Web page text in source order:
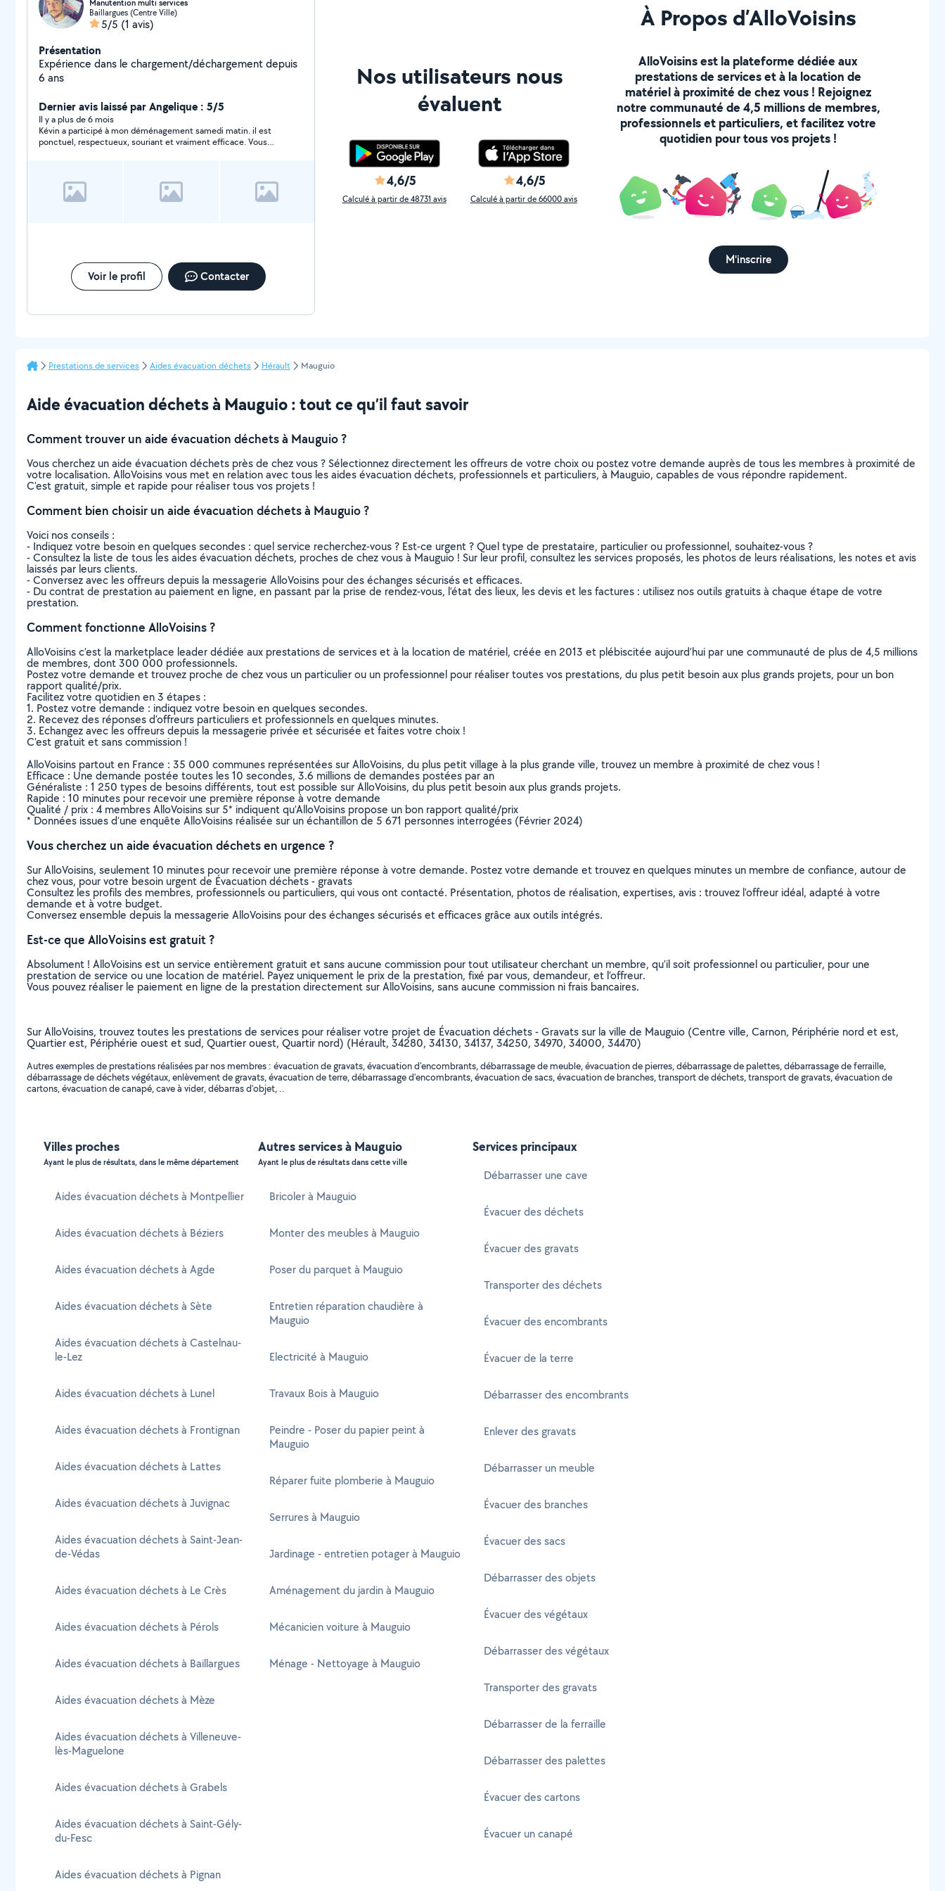
Manutention multi services
Baillargues (Centre Ville)
5/5 (1 avis)
Présentation
Expérience dans le chargement/déchargement depuis
6 ans
Dernier avis laissé par Angelique : 5/5
Il y a plus de 6 mois
Kévin a participé à mon déménagement samedi matin. il est
ponctuel, respectueux, souriant et vraiment efficace. Vous
Voir le profil Contacter
Nos utilisateurs nous
évaluent
4,6/5
Calculé à partir de 48731 avis
4,6/5
Calculé à partir de 66000 avis
À Propos d’AlloVoisins
AlloVoisins est la plateforme dédiée aux
prestations de services et à la location de
matériel à proximité de chez vous ! Rejoignez
notre communauté de 4,5 millions de membres,
professionnels et particuliers, et facilitez votre
quotidien pour tous vos projets !
M'inscrire
Prestations de services Aides évacuation déchets Hérault Mauguio
Aide évacuation déchets à Mauguio : tout ce qu’il faut savoir
Comment trouver un aide évacuation déchets à Mauguio ?
Vous cherchez un aide évacuation déchets près de chez vous ? Sélectionnez directement les offreurs de votre choix ou postez votre demande auprès de tous les membres à proximité de
votre localisation. AlloVoisins vous met en relation avec tous les aides évacuation déchets, professionnels et particuliers, à Mauguio, capables de vous répondre rapidement.
C’est gratuit, simple et rapide pour réaliser tous vos projets !
Comment bien choisir un aide évacuation déchets à Mauguio ?
Voici nos conseils :
- Indiquez votre besoin en quelques secondes : quel service recherchez-vous ? Est-ce urgent ? Quel type de prestataire, particulier ou professionnel, souhaitez-vous ?
- Consultez la liste de tous les aides évacuation déchets, proches de chez vous à Mauguio ! Sur leur profil, consultez les services proposés, les photos de leurs réalisations, les notes et avis
laissés par leurs clients.
- Conversez avec les offreurs depuis la messagerie AlloVoisins pour des échanges sécurisés et efficaces.
- Du contrat de prestation au paiement en ligne, en passant par la prise de rendez-vous, l’état des lieux, les devis et les factures : utilisez nos outils gratuits à chaque étape de votre
prestation.
Comment fonctionne AlloVoisins ?
AlloVoisins c’est la marketplace leader dédiée aux prestations de services et à la location de matériel, créée en 2013 et plébiscitée aujourd’hui par une communauté de plus de 4,5 millions
de membres, dont 300 000 professionnels.
Postez votre demande et trouvez proche de chez vous un particulier ou un professionnel pour réaliser toutes vos prestations, du plus petit besoin aux plus grands projets, pour un bon
rapport qualité/prix.
Facilitez votre quotidien en 3 étapes :
1. Postez votre demande : indiquez votre besoin en quelques secondes.
2. Recevez des réponses d’offreurs particuliers et professionnels en quelques minutes.
3. Echangez avec les offreurs depuis la messagerie privée et sécurisée et faites votre choix !
C’est gratuit et sans commission !
AlloVoisins partout en France : 35 000 communes représentées sur AlloVoisins, du plus petit village à la plus grande ville, trouvez un membre à proximité de chez vous !
Efficace : Une demande postée toutes les 10 secondes, 3.6 millions de demandes postées par an
Généraliste : 1 250 types de besoins différents, tout est possible sur AlloVoisins, du plus petit besoin aux plus grands projets.
Rapide : 10 minutes pour recevoir une première réponse à votre demande
Qualité / prix : 4 membres AlloVoisins sur 5* indiquent qu’AlloVoisins propose un bon rapport qualité/prix
* Données issues d’une enquête AlloVoisins réalisée sur un échantillon de 5 671 personnes interrogées (Février 2024)
Vous cherchez un aide évacuation déchets en urgence ?
Sur AlloVoisins, seulement 10 minutes pour recevoir une première réponse à votre demande. Postez votre demande et trouvez en quelques minutes un membre de confiance, autour de
chez vous, pour votre besoin urgent de Évacuation déchets - gravats
Consultez les profils des membres, professionnels ou particuliers, qui vous ont contacté. Présentation, photos de réalisation, expertises, avis : trouvez l'offreur idéal, adapté à votre
demande et à votre budget.
Conversez ensemble depuis la messagerie AlloVoisins pour des échanges sécurisés et efficaces grâce aux outils intégrés.
Est-ce que AlloVoisins est gratuit ?
Absolument ! AlloVoisins est un service entièrement gratuit et sans aucune commission pour tout utilisateur cherchant un membre, qu’il soit professionnel ou particulier, pour une
prestation de service ou une location de matériel. Payez uniquement le prix de la prestation, fixé par vous, demandeur, et l’offreur.
Vous pouvez réaliser le paiement en ligne de la prestation directement sur AlloVoisins, sans aucune commission ni frais bancaires.
Sur AlloVoisins, trouvez toutes les prestations de services pour réaliser votre projet de Évacuation déchets - Gravats sur la ville de Mauguio (Centre ville, Carnon, Périphérie nord et est,
Quartier est, Périphérie ouest et sud, Quartier ouest, Quartir nord) (Hérault, 34280, 34130, 34137, 34250, 34970, 34000, 34470)
Autres exemples de prestations réalisées par nos membres : évacuation de gravats, évacuation d'encombrants, débarrassage de meuble, évacuation de pierres, débarrassage de palettes, débarrassage de ferraille,
débarrassage de déchets végétaux, enlèvement de gravats, évacuation de terre, débarrassage d'encombrants, évacuation de sacs, évacuation de branches, transport de déchets, transport de gravats, évacuation de
cartons, évacuation de canapé, cave à vider, débarras d'objet, ..
Villes proches
Ayant le plus de résultats, dans le même département
Aides évacuation déchets à Montpellier
Aides évacuation déchets à Béziers
Aides évacuation déchets à Agde
Aides évacuation déchets à Sète
Aides évacuation déchets à Castelnau-
le-Lez
Aides évacuation déchets à Lunel
Aides évacuation déchets à Frontignan
Aides évacuation déchets à Lattes
Aides évacuation déchets à Juvignac
Aides évacuation déchets à Saint-Jean-
de-Védas
Aides évacuation déchets à Le Crès
Aides évacuation déchets à Pérols
Aides évacuation déchets à Baillargues
Aides évacuation déchets à Mèze
Aides évacuation déchets à Villeneuve-
lès-Maguelone
Aides évacuation déchets à Grabels
Aides évacuation déchets à Saint-Gély-
du-Fesc
Aides évacuation déchets à Pignan
Autres services à Mauguio
Ayant le plus de résultats dans cette ville
Bricoler à Mauguio
Monter des meubles à Mauguio
Poser du parquet à Mauguio
Entretien réparation chaudière à
Mauguio
Electricité à Mauguio
Travaux Bois à Mauguio
Peindre - Poser du papier peint à
Mauguio
Réparer fuite plomberie à Mauguio
Serrures à Mauguio
Jardinage - entretien potager à Mauguio
Aménagement du jardin à Mauguio
Mécanicien voiture à Mauguio
Ménage - Nettoyage à Mauguio
Services principaux
Débarrasser une cave
Évacuer des déchets
Évacuer des gravats
Transporter des déchets
Évacuer des encombrants
Évacuer de la terre
Débarrasser des encombrants
Enlever des gravats
Débarrasser un meuble
Évacuer des branches
Évacuer des sacs
Débarrasser des objets
Évacuer des végétaux
Débarrasser des végétaux
Transporter des gravats
Débarrasser de la ferraille
Débarrasser des palettes
Évacuer des cartons
Évacuer un canapé